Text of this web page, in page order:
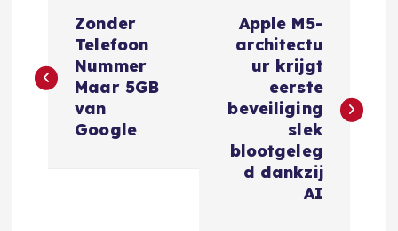
r
Zonder
Telefoon
Nummer
Maar 5GB
van
Google
Apple M5-
architectu
ur krijgt
eerste
beveiliging
slek
blootgeleg
d dankzij
AI